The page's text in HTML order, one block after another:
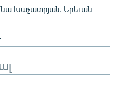
Խաչատրյան, Երեւան